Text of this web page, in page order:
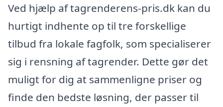
Ved hjælp af tagrenderens-pris.dk kan du
hurtigt indhente op til tre forskellige
tilbud fra lokale fagfolk, som specialiserer
sig i rensning af tagrender. Dette gør det
muligt for dig at sammenligne priser og
finde den bedste løsning, der passer til